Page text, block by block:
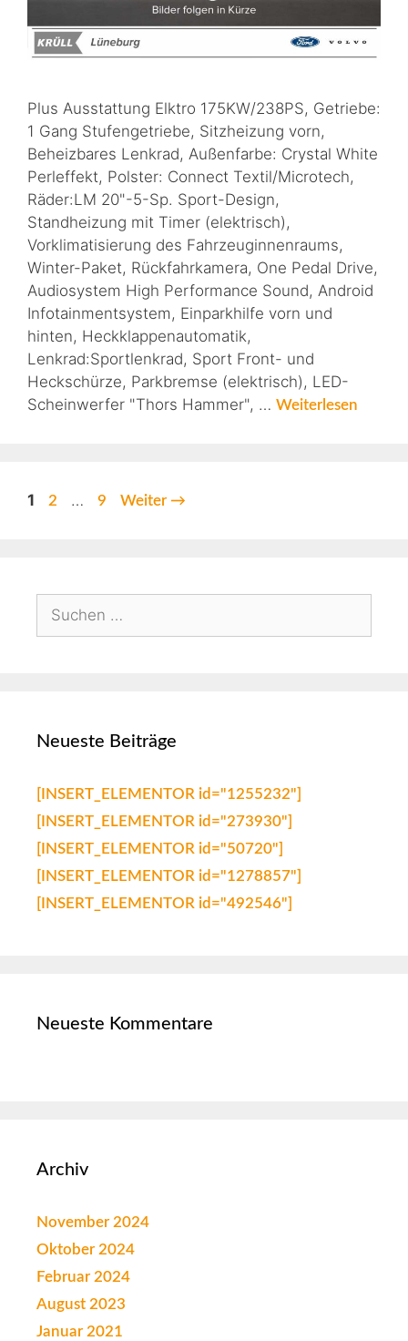
Plus Ausstattung Elktro 175KW/238PS, Getriebe:
1 Gang Stufengetriebe, Sitzheizung vorn,
Beheizbares Lenkrad, Außenfarbe: Crystal White
Perleffekt, Polster: Connect Textil/Microtech,
Räder:LM 20"-5-Sp. Sport-Design,
Standheizung mit Timer (elektrisch),
Vorklimatisierung des Fahrzeuginnenraums,
Winter-Paket, Rückfahrkamera, One Pedal Drive,
Audiosystem High Performance Sound, Android
Infotainmentsystem, Einparkhilfe vorn und
hinten, Heckklappenautomatik,
Lenkrad:Sportlenkrad, Sport Front- und
Heckschürze, Parkbremse (elektrisch), LED-
Scheinwerfer "Thors Hammer", … Weiterlesen
1 2 … 9 Weiter →
Neueste Beiträge
[INSERT_ELEMENTOR id="1255232"]
[INSERT_ELEMENTOR id="273930"]
[INSERT_ELEMENTOR id="50720"]
[INSERT_ELEMENTOR id="1278857"]
[INSERT_ELEMENTOR id="492546"]
Neueste Kommentare
Archiv
November 2024
Oktober 2024
Februar 2024
August 2023
Januar 2021